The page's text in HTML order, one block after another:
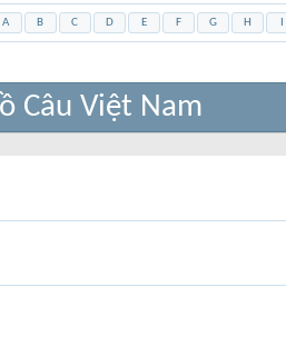
A B C D E F G H
Câu Việt Nam